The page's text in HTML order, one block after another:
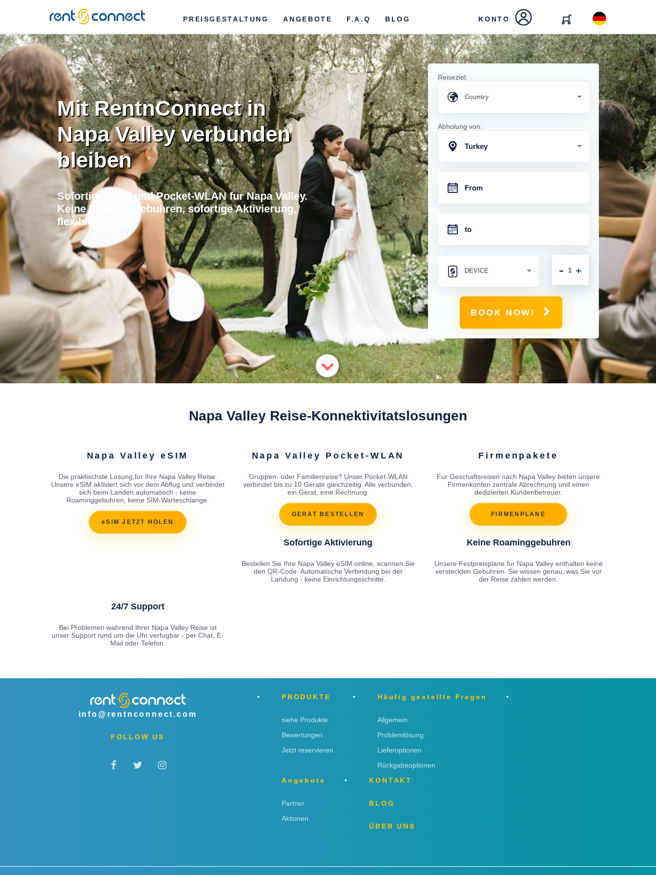
RENT'N
CONNECT
PREISGESTALTUNG ANGEBOTE F.A.Q BLOG KONTO
Mit RentnConnect in
Napa Valley verbunden
bleiben
Sofortige eSIM und Pocket-WLAN fur Napa Valley.
Keine Roaminggebuhren, sofortige Aktivierung,
flexible Plane.
Reiseziel:
Abholung von:
Turkey
+
-
BOOK NOW!
Napa Valley Reise-Konnektivitatslosungen
Napa Valley eSIM
Die praktischste Losung fur Ihre Napa Valley Reise.
Unsere eSIM aktiviert sich vor dem Abflug und verbindet
sich beim Landen automatisch - keine
Roaminggebuhren, keine SIM-Warteschlange.
eSIM JETZT HOLEN
Napa Valley Pocket-WLAN
Gruppen- oder Familienreise? Unser Pocket-WLAN
verbindet bis zu 10 Gerate gleichzeitig. Alle verbunden,
ein Gerat, eine Rechnung.
GERAT BESTELLEN
Firmenpakete
Fur Geschaftsreisen nach Napa Valley bieten unsere
Firmenkonten zentrale Abrechnung und einen
dedizierten Kundenbetreuer.
FIRMENPLANE
Sofortige Aktivierung
Bestellen Sie Ihre Napa Valley eSIM online, scannen Sie
den QR-Code. Automatische Verbindung bei der
Landung - keine Einrichtungsschritte.
Keine Roaminggebuhren
Unsere Festpreisplane fur Napa Valley enthalten keine
versteckten Gebuhren. Sie wissen genau, was Sie vor
der Reise zahlen werden.
24/7 Support
Bei Problemen wahrend Ihrer Napa Valley Reise ist
unser Support rund um die Uhr verfugbar - per Chat, E-
Mail oder Telefon.
info@rentnconnect.com
FOLLOW US
PRODUKTE
siehe Produkte
Bewertungen
Jetzt reservieren
Häufig gestellte Fragen
Allgemein
Problemlösung
Lieferoptionen
Rückgabeoptionen
Angebote
Partner
Aktionen
KONTAKT
BLOG
ÜBER UNS